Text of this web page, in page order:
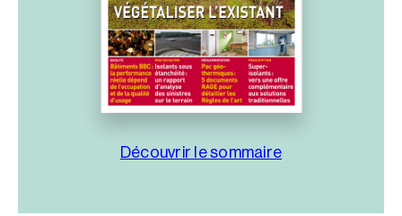
Découvrir le sommaire